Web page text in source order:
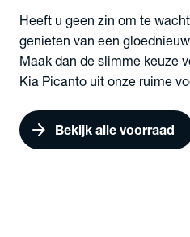
Heeft u geen zin om te
genieten van een
Maak dan de slimme keuze
Kia Picanto uit onze ruime
arrow_forward Bekijk alle voorraad